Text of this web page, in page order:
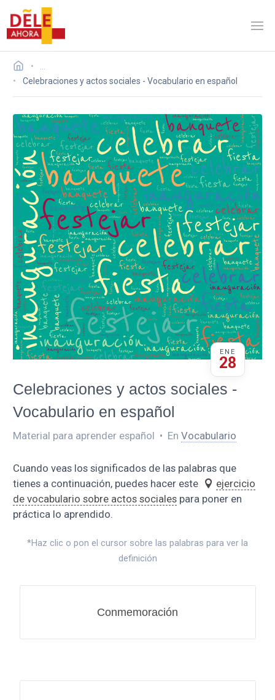
Celebraciones y actos sociales - Vocabulario en español
ENE
28
Celebraciones y actos sociales -
Vocabulario en español
Material para aprender español • En Vocabulario
Cuando veas los significados de las palabras que
tienes a continuación, puedes hacer este
ejercicio
de vocabulario sobre actos sociales para poner en
práctica lo aprendido.
*Haz clic o pon el cursor sobre las palabras para ver la
definición
Conmemoración